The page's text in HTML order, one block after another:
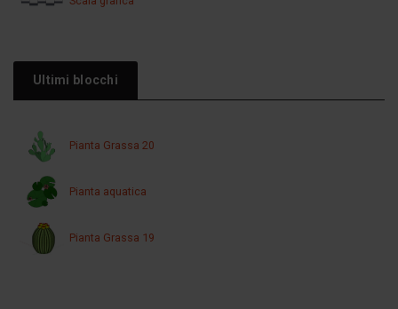
Ultimi blocchi
Pianta Grassa 20
Pianta aquatica
Pianta Grassa 19